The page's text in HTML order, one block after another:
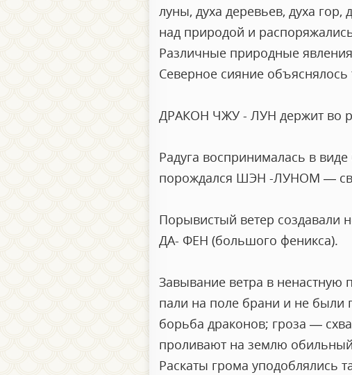
луны, духа деревьев, духа гор,
над природой и
Различные природные
Северное сияние
ДРАКОН ЧЖУ - ЛУН держит во
Радуга воспринималась в
порождался ШЭН -ЛУНОМ —
Порывистый ветер создавали
ДА- ФЕН (большого феникса).
Завывание ветра в ненастную
пали на поле брани и не были
борьба драконов; гроза —
проливают на землю
Раскаты грома уподоблялись